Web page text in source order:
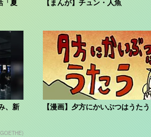
「夏
【まんが】チュン・人魚
、新
【漫画】夕方にかいぶつはうたう